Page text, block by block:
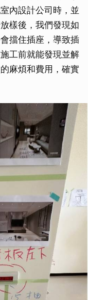
內設計公司時，並
樣後，我們發現如
擋住插座，導致插
工前就能發現並解
麻煩和費用，確實